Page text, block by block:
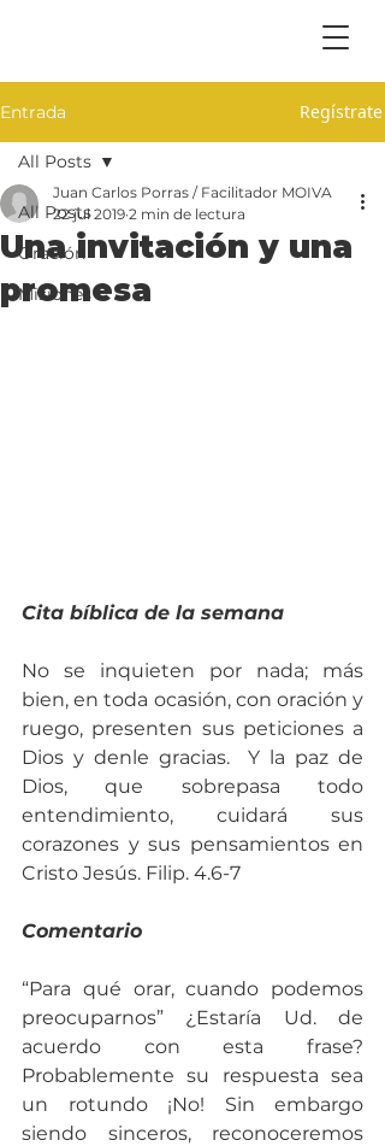
Entrada Regístrate
All Posts
Oración
Misiones
All Posts
Una invitación y una
promesa
Juan Carlos Porras / Facilitador MOIVA
22 jul 2019 2 min de lectura
Cita bíblica de la semana
No se inquieten por nada; más
bien, en toda ocasión, con oración y
ruego, presenten sus peticiones a
Dios y denle gracias.  Y la paz de
Dios, que sobrepasa todo
entendimiento, cuidará sus
corazones y sus pensamientos en
Cristo Jesús. Filip. 4.6-7
Comentario
“Para qué orar, cuando podemos
preocuparnos” ¿Estaría Ud. de
acuerdo con esta frase?
Probablemente su respuesta sea
un rotundo ¡No! Sin embargo
siendo sinceros, reconoceremos